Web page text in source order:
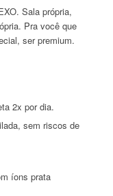
Sala própria,
Pra você que
ser premium.
2x por dia.
sem riscos de
íons prata